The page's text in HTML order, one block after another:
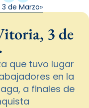
de Marzo»
3 de
que tuvo lugar
en la
a finales de